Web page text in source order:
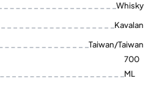
Whisky
Kavalan
Taiwan/Taiwan
700
ML